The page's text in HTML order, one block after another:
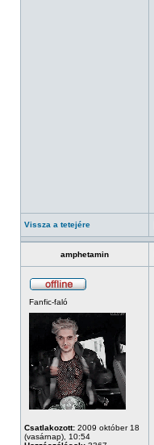
Vissza a tetejére
amphetamin
Fanfic-faló
Csatlakozott: 2009 október 18
(vasárnap), 10:54